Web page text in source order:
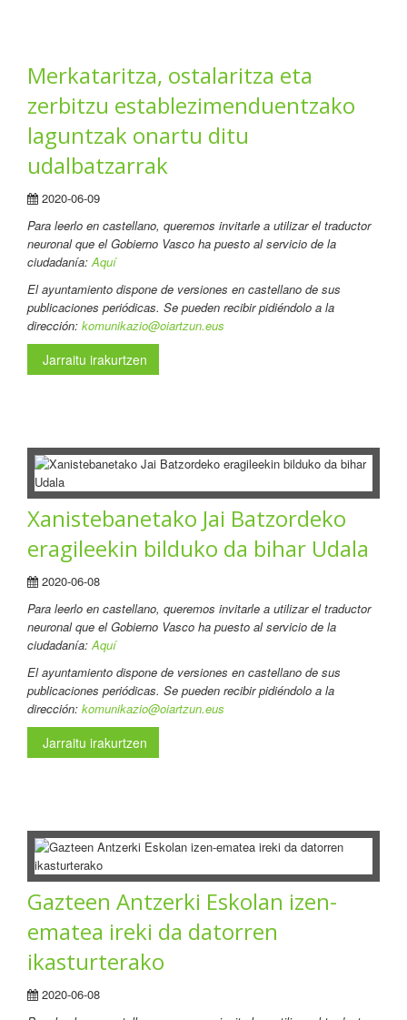
Merkataritza, ostalaritza eta
zerbitzu establezimenduentzako
laguntzak onartu ditu
udalbatzarrak
2020-06-09
Para leerlo en castellano, queremos invitarle a utilizar el traductor
neuronal que el Gobierno Vasco ha puesto al servicio de la
ciudadanía:Aquí
El ayuntamiento dispone de versiones en castellano de sus
publicaciones periódicas. Se pueden recibir pidiéndolo a la
dirección: komunikazio@oiartzun.eus
Jarraitu irakurtzen
Xanistebanetako Jai Batzordeko
eragileekin bilduko da bihar Udala
2020-06-08
Para leerlo en castellano, queremos invitarle a utilizar el traductor
neuronal que el Gobierno Vasco ha puesto al servicio de la
ciudadanía:Aquí
El ayuntamiento dispone de versiones en castellano de sus
publicaciones periódicas. Se pueden recibir pidiéndolo a la
dirección: komunikazio@oiartzun.eus
Jarraitu irakurtzen
Gazteen Antzerki Eskolan izen-
ematea ireki da datorren
ikasturterako
2020-06-08